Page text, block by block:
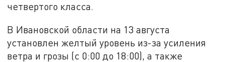
четвертого класса.
В Ивановской области на 13 августа
установлен желтый уровень из-за усиления
ветра и грозы (с 0:00 до 18:00), а также